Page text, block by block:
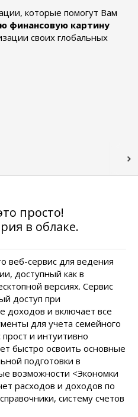
которые помогут Вам
финансовую картину
своих глобальных
просто!
в облаке.
веб-сервис для ведения
доступный как в
версиях. Сервис
доступ при
доходов и включает все
для учета семейного
и интуитивно
быстро освоить основные
подготовки в
возможности <Экономки
расходов и доходов по
систему счетов